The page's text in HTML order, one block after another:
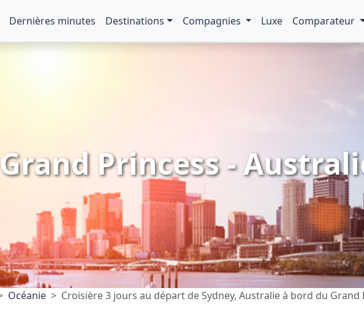
Dernières minutes Destinations Compagnies Luxe Comparateur
Grand Princess -
Océanie Croisière 3 jours au départ de Sydney, Australie à bord du Grand